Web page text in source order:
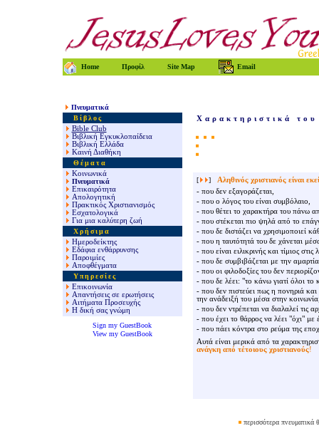
Home Προφίλ Site Map Email
Πνευματικά
Βίβλος
Bible Club
Βιβλική Εγκυκλοπαίδεια
Βιβλική Ελλάδα
Καινή Διαθήκη
Θέματα
Κοινωνικά
Πνευματικά
Επικαιρότητα
Απολογητική
Πρακτικός Χριστιανισμός
Εσχατολογικά
Για μια καλύτερη ζωή
Χρήσιμα
Ημεροδείκτης
Εδάφια ενθάρρυνσης
Παροιμίες
Αποφθέγματα
Υπηρεσίες
Επικοινωνία
Απαντήσεις σε ερωτήσεις
Αιτήματα Προσευχής
Η δική σας γνώμη
Sign my GuestBook
View my GuestBook
Χαρακτηριστικά
[ ]
Αληθινός χριστιανός είναι
- που δεν εξαγοράζεται,
- που ο λόγος του είναι συμβόλαιο,
- που θέτει το χαρακτήρα του πάνω
- που στέκεται πιο ψηλά από το
- που δε διστάζει να χρησιμοποιεί
- που η ταυτότητά του δε χάνεται
- που είναι ειλικρινής και τίμιος
- που δε συμβιβάζεται με την
- που οι φιλοδοξίες του δεν
- που δε λέει: "το κάνω γιατί όλοι το
- που δεν πιστεύει πως η πονηριά και
την ανάδειξή του μέσα στην
- που δεν ντρέπεται να διαλαλεί τις
- που έχει το θάρρος να λέει "όχι"
- που πάει κόντρα στο ρεύμα της
Αυτά είναι μερικά από τα
ανάγκη από τέτοιους χριστιανούς!
περισσότερα πνευματικά